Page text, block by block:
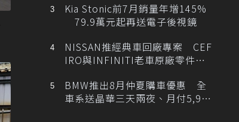
Kia Stonic前7月銷量年增145%
79.9萬元起再送電子後視鏡
NISSAN推經典車回廠專案 CEF
IRO與INFINITI老車原廠零件最
BMW推出8月仲夏購車優惠 全
車系送晶華三天兩夜、月付5,900